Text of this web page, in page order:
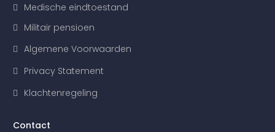
Medische eindtoestand
Militair pensioen
Algemene Voorwaarden
Privacy Statement
Klachtenregeling
Contact